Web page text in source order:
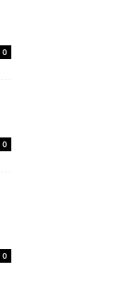
0
0
0